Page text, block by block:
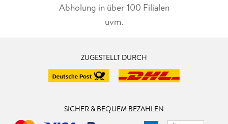
Abholung in über 100 Filialen
uvm.
ZUGESTELLT DURCH
SICHER & BEQUEM BEZAHLEN